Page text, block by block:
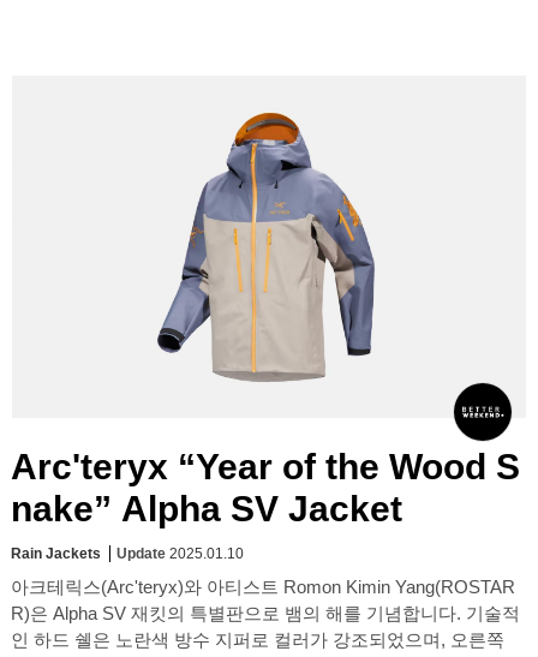
Arc'teryx “Year of the Wood S
nake” Alpha SV Jacket
Rain Jackets Update 2025.01.10
아크테릭스(Arc'teryx)와 아티스트 Romon Kimin Yang(ROSTAR
R)은 Alpha SV 재킷의 특별판으로 뱀의 해를 기념합니다. 기술적
인 하드 쉘은 노란색 방수 지퍼로 컬러가 강조되었으며, 오른쪽